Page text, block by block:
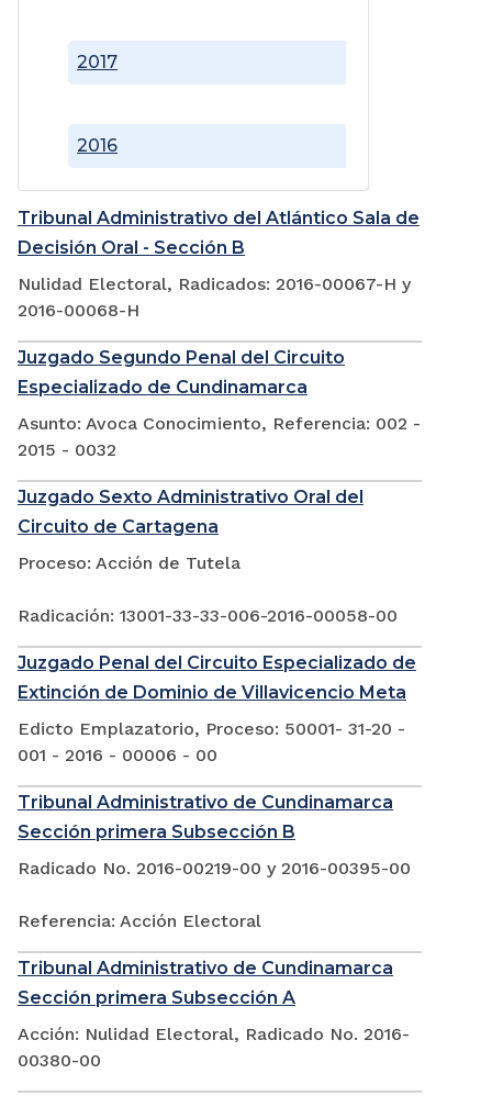
2016
2017
Tribunal Administrativo del Atlántico Sala de
Decisión Oral - Sección B
Nulidad Electoral, Radicados: 2016-00067-H y
2016-00068-H
Juzgado Segundo Penal del Circuito
Especializado de Cundinamarca
Asunto: Avoca Conocimiento, Referencia: 002 -
2015 - 0032
Juzgado Sexto Administrativo Oral del
Circuito de Cartagena
Proceso: Acción de Tutela
Radicación: 13001-33-33-006-2016-00058-00
Juzgado Penal del Circuito Especializado de
Extinción de Dominio de Villavicencio Meta
Edicto Emplazatorio, Proceso: 50001- 31-20 -
001 - 2016 - 00006 - 00
Tribunal Administrativo de Cundinamarca
Sección primera Subsección B
Radicado No. 2016-00219-00 y 2016-00395-00
Referencia: Acción Electoral
Tribunal Administrativo de Cundinamarca
Sección primera Subsección A
Acción: Nulidad Electoral, Radicado No. 2016-
00380-00